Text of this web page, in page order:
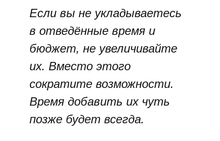
Если вы не укладываетесь
в отведённые время и
бюджет, не увеличивайте
их. Вместо этого
сократите возможности.
Время добавить их чуть
позже будет всегда.